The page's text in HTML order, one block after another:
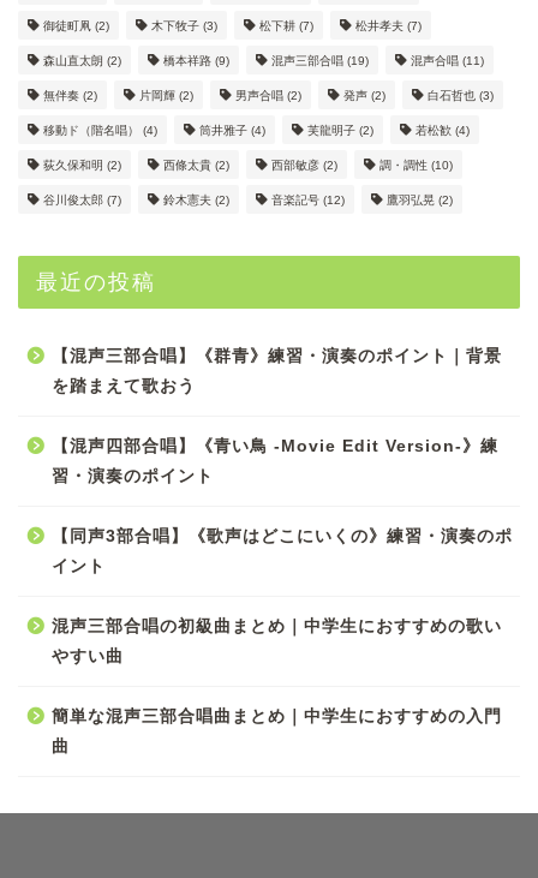
御徒町凧 (2) 木下牧子 (3) 松下耕 (7) 松井孝夫 (7)
森山直太朗 (2) 橋本祥路 (9) 混声三部合唱 (19) 混声合唱 (11)
無伴奏 (2) 片岡輝 (2) 男声合唱 (2) 発声 (2) 白石哲也 (3)
移動ド（階名唱） (4) 筒井雅子 (4) 芙龍明子 (2) 若松歓 (4)
荻久保和明 (2) 西條太貴 (2) 西部敏彦 (2) 調・調性 (10)
谷川俊太郎 (7) 鈴木憲夫 (2) 音楽記号 (12) 鷹羽弘晃 (2)
最近の投稿
【混声三部合唱】《群青》練習・演奏のポイント｜背景
を踏まえて歌おう
【混声四部合唱】《青い鳥 -Movie Edit Version-》練
習・演奏のポイント
【同声3部合唱】《歌声はどこにいくの》練習・演奏のポ
イント
混声三部合唱の初級曲まとめ｜中学生におすすめの歌い
やすい曲
簡単な混声三部合唱曲まとめ｜中学生におすすめの入門
曲